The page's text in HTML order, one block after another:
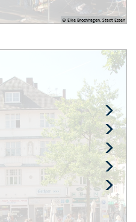
© Elke Brochhagen, Stadt Essen